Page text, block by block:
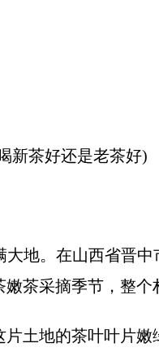
新茶好还是老茶好)
地。在山西省晋
茶采摘季节，整
土地的茶叶叶片